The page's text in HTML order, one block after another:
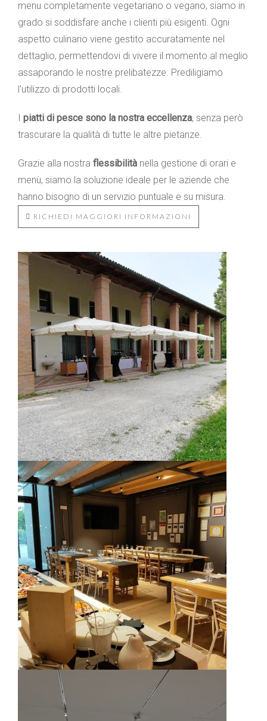
menu completamente vegetariano o vegano, siamo in
grado si soddisfare anche i clienti più esigenti. Ogni
aspetto culinario viene gestito accuratamente nel
dettaglio, permettendovi di vivere il momento al meglio
assaporando le nostre prelibatezze. Prediligiamo
l'utilizzo di prodotti locali.
I piatti di pesce sono la nostra eccellenza, senza però
trascurare la qualità di tutte le altre pietanze.
Grazie alla nostra flessibilità nella gestione di orari e
menù, siamo la soluzione ideale per le aziende che
hanno bisogno di un servizio puntuale e su misura.
RICHIEDI MAGGIORI INFORMAZIONI